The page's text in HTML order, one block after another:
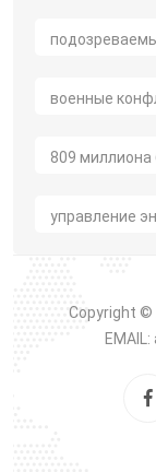
военные
809 миллиона
управление
Copyright ©